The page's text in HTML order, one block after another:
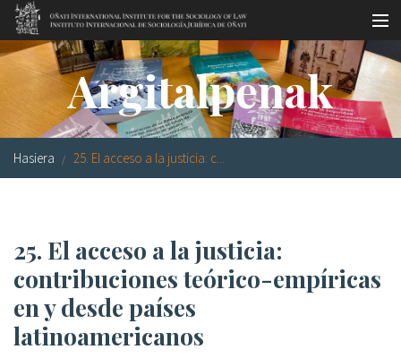
Skip to main content
LSNE Antixena Galde-erantzunak Oñati
Egutegia Argazki galeria
en
fr
Argitalpenak
Hasiera 25. El acceso a la justicia: c...
25. El acceso a la justicia:
contribuciones teórico-empíricas
en y desde países
latinoamericanos